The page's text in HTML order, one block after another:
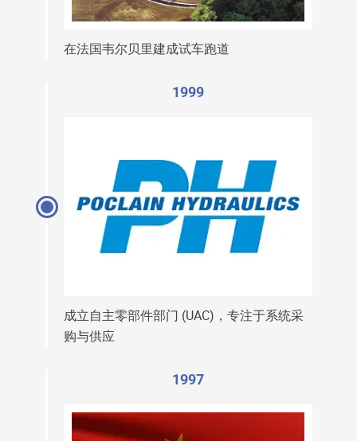
在法国韦尔贝里建成试车跑道
1999
成立自主零部件部门 (UAC)，专注于系统采
购与供应
1997